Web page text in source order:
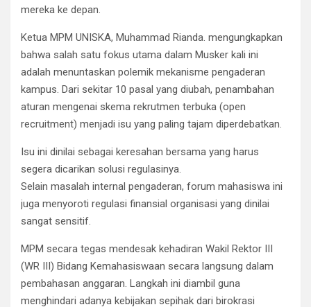
mereka ke depan.
​Ketua MPM UNISKA, Muhammad Rianda. mengungkapkan
bahwa salah satu fokus utama dalam Musker kali ini
adalah menuntaskan polemik mekanisme pengaderan
kampus. Dari sekitar 10 pasal yang diubah, penambahan
aturan mengenai skema rekrutmen terbuka (open
recruitment) menjadi isu yang paling tajam diperdebatkan.
Isu ini dinilai sebagai keresahan bersama yang harus
segera dicarikan solusi regulasinya.
​Selain masalah internal pengaderan, forum mahasiswa ini
juga menyoroti regulasi finansial organisasi yang dinilai
sangat sensitif.
MPM secara tegas mendesak kehadiran Wakil Rektor III
(WR III) Bidang Kemahasiswaan secara langsung dalam
pembahasan anggaran. Langkah ini diambil guna
menghindari adanya kebijakan sepihak dari birokrasi